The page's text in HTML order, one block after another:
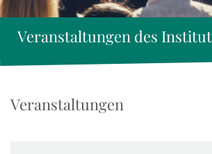
Veranstaltungen des
Veranstaltungen